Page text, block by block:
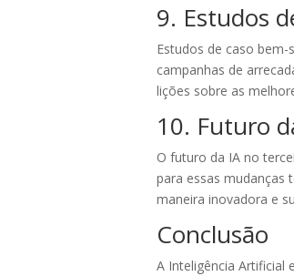
9. Estudos
Estudos de caso
campanhas de
lições sobre as
10. Futuro
O futuro da IA no
para essas mudanças
maneira inovadora e
Conclusão
A Inteligência Artificial